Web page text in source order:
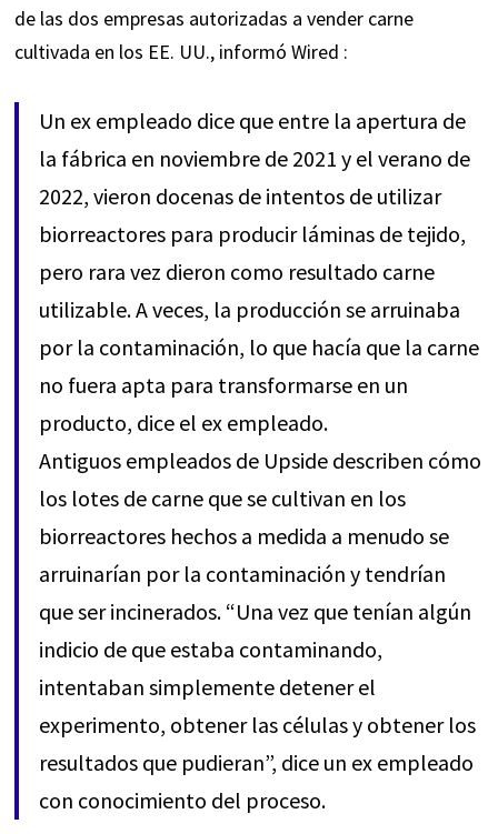
de las dos empresas autorizadas a vender carne
cultivada en los EE. UU., informó Wired :
Un ex empleado dice que entre la apertura de
la fábrica en noviembre de 2021 y el verano de
2022, vieron docenas de intentos de utilizar
biorreactores para producir láminas de tejido,
pero rara vez dieron como resultado carne
utilizable. A veces, la producción se arruinaba
por la contaminación, lo que hacía que la carne
no fuera apta para transformarse en un
producto, dice el ex empleado.
Antiguos empleados de Upside describen cómo
los lotes de carne que se cultivan en los
biorreactores hechos a medida a menudo se
arruinarían por la contaminación y tendrían
que ser incinerados. “Una vez que tenían algún
indicio de que estaba contaminando,
intentaban simplemente detener el
experimento, obtener las células y obtener los
resultados que pudieran”, dice un ex empleado
con conocimiento del proceso.